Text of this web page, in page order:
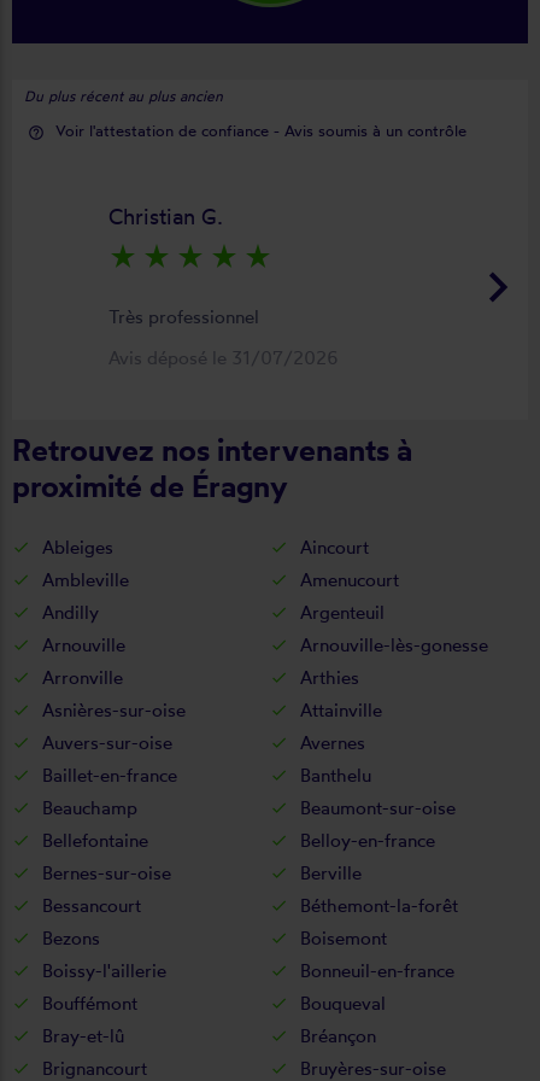
Du plus récent au plus ancien
help_outline Voir l'attestation de confiance - Avis soumis à un contrôle
keyboard_arrow_right
Christian G.
star_rate star_rate star_rate star_rate star_rate
Très professionnel
Avis déposé le 31/07/2026
Retrouvez nos intervenants à
proximité de Éragny
Ableiges
Aincourt
Ambleville
Amenucourt
Andilly
Argenteuil
Arnouville
Arnouville-lès-gonesse
Arronville
Arthies
Asnières-sur-oise
Attainville
Auvers-sur-oise
Avernes
Baillet-en-france
Banthelu
Beauchamp
Beaumont-sur-oise
Bellefontaine
Belloy-en-france
Bernes-sur-oise
Berville
Bessancourt
Béthemont-la-forêt
Bezons
Boisemont
Boissy-l'aillerie
Bonneuil-en-france
Bouffémont
Bouqueval
Bray-et-lû
Bréançon
Brignancourt
Bruyères-sur-oise